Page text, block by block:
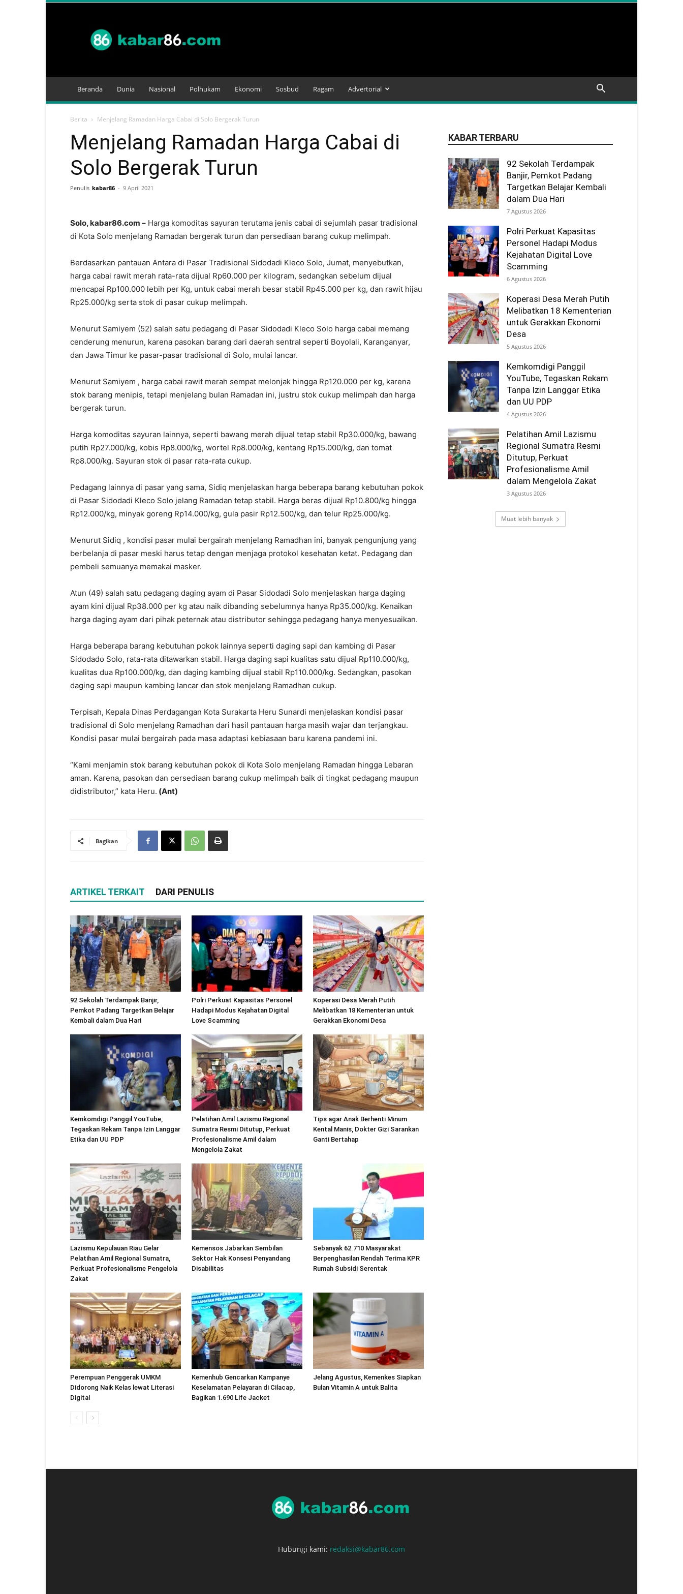
Beranda Dunia Nasional Polhukam Ekonomi Sosbud Ragam Advertorial
Berita Menjelang Ramadan Harga Cabai di Solo Bergerak Turun
Menjelang Ramadan Harga Cabai di
Solo Bergerak Turun
Penulis kabar86 - 9 April 2021
Solo, kabar86.com – Harga komoditas sayuran terutama jenis cabai di sejumlah pasar tradisional
di Kota Solo menjelang Ramadan bergerak turun dan persediaan barang cukup melimpah.
Berdasarkan pantauan Antara di Pasar Tradisional Sidodadi Kleco Solo, Jumat, menyebutkan,
harga cabai rawit merah rata-rata dijual Rp60.000 per kilogram, sedangkan sebelum dijual
mencapai Rp100.000 lebih per Kg, untuk cabai merah besar stabil Rp45.000 per kg, dan rawit hijau
Rp25.000/kg serta stok di pasar cukup melimpah.
Menurut Samiyem (52) salah satu pedagang di Pasar Sidodadi Kleco Solo harga cabai memang
cenderung menurun, karena pasokan barang dari daerah sentral seperti Boyolali, Karanganyar,
dan Jawa Timur ke pasar-pasar tradisional di Solo, mulai lancar.
Menurut Samiyem , harga cabai rawit merah sempat melonjak hingga Rp120.000 per kg, karena
stok barang menipis, tetapi menjelang bulan Ramadan ini, justru stok cukup melimpah dan harga
bergerak turun.
Harga komoditas sayuran lainnya, seperti bawang merah dijual tetap stabil Rp30.000/kg, bawang
putih Rp27.000/kg, kobis Rp8.000/kg, wortel Rp8.000/kg, kentang Rp15.000/kg, dan tomat
Rp8.000/kg. Sayuran stok di pasar rata-rata cukup.
Pedagang lainnya di pasar yang sama, Sidiq menjelaskan harga beberapa barang kebutuhan pokok
di Pasar Sidodadi Kleco Solo jelang Ramadan tetap stabil. Harga beras dijual Rp10.800/kg hingga
Rp12.000/kg, minyak goreng Rp14.000/kg, gula pasir Rp12.500/kg, dan telur Rp25.000/kg.
Menurut Sidiq , kondisi pasar mulai bergairah menjelang Ramadhan ini, banyak pengunjung yang
berbelanja di pasar meski harus tetap dengan menjaga protokol kesehatan ketat. Pedagang dan
pembeli semuanya memakai masker.
Atun (49) salah satu pedagang daging ayam di Pasar Sidodadi Solo menjelaskan harga daging
ayam kini dijual Rp38.000 per kg atau naik dibanding sebelumnya hanya Rp35.000/kg. Kenaikan
harga daging ayam dari pihak peternak atau distributor sehingga pedagang hanya menyesuaikan.
Harga beberapa barang kebutuhan pokok lainnya seperti daging sapi dan kambing di Pasar
Sidodado Solo, rata-rata ditawarkan stabil. Harga daging sapi kualitas satu dijual Rp110.000/kg,
kualitas dua Rp100.000/kg, dan daging kambing dijual stabil Rp110.000/kg. Sedangkan, pasokan
daging sapi maupun kambing lancar dan stok menjelang Ramadhan cukup.
Terpisah, Kepala Dinas Perdagangan Kota Surakarta Heru Sunardi menjelaskan kondisi pasar
tradisional di Solo menjelang Ramadhan dari hasil pantauan harga masih wajar dan terjangkau.
Kondisi pasar mulai bergairah pada masa adaptasi kebiasaan baru karena pandemi ini.
“Kami menjamin stok barang kebutuhan pokok di Kota Solo menjelang Ramadan hingga Lebaran
aman. Karena, pasokan dan persediaan barang cukup melimpah baik di tingkat pedagang maupun
didistributor,” kata Heru. (Ant)
Bagikan
ARTIKEL TERKAIT DARI PENULIS
92 Sekolah Terdampak Banjir,
Pemkot Padang Targetkan Belajar
Kembali dalam Dua Hari
Polri Perkuat Kapasitas Personel
Hadapi Modus Kejahatan Digital
Love Scamming
Koperasi Desa Merah Putih
Melibatkan 18 Kementerian untuk
Gerakkan Ekonomi Desa
Kemkomdigi Panggil YouTube,
Tegaskan Rekam Tanpa Izin Langgar
Etika dan UU PDP
Pelatihan Amil Lazismu Regional
Sumatra Resmi Ditutup, Perkuat
Profesionalisme Amil dalam
Mengelola Zakat
Tips agar Anak Berhenti Minum
Kental Manis, Dokter Gizi Sarankan
Ganti Bertahap
Lazismu Kepulauan Riau Gelar
Pelatihan Amil Regional Sumatra,
Perkuat Profesionalisme Pengelola
Zakat
Kemensos Jabarkan Sembilan
Sektor Hak Konsesi Penyandang
Disabilitas
Sebanyak 62.710 Masyarakat
Berpenghasilan Rendah Terima KPR
Rumah Subsidi Serentak
Perempuan Penggerak UMKM
Didorong Naik Kelas lewat Literasi
Digital
Kemenhub Gencarkan Kampanye
Keselamatan Pelayaran di Cilacap,
Bagikan 1.690 Life Jacket
Jelang Agustus, Kemenkes Siapkan
Bulan Vitamin A untuk Balita
KABAR TERBARU
92 Sekolah Terdampak
Banjir, Pemkot Padang
Targetkan Belajar Kembali
dalam Dua Hari
7 Agustus 2026
Polri Perkuat Kapasitas
Personel Hadapi Modus
Kejahatan Digital Love
Scamming
6 Agustus 2026
Koperasi Desa Merah Putih
Melibatkan 18 Kementerian
untuk Gerakkan Ekonomi
Desa
5 Agustus 2026
Kemkomdigi Panggil
YouTube, Tegaskan Rekam
Tanpa Izin Langgar Etika
dan UU PDP
4 Agustus 2026
Pelatihan Amil Lazismu
Regional Sumatra Resmi
Ditutup, Perkuat
Profesionalisme Amil
dalam Mengelola Zakat
3 Agustus 2026
Muat lebih banyak
Hubungi kami: redaksi@kabar86.com